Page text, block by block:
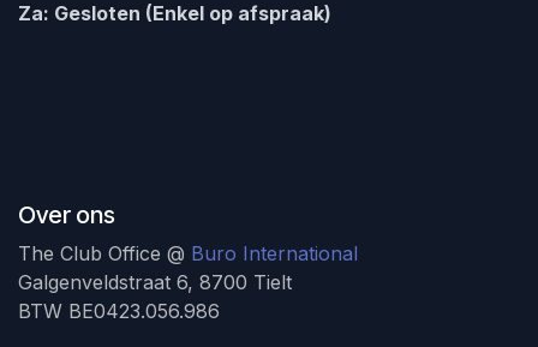
Za: Gesloten (Enkel op afspraak)
Over ons
The Club Office @ Buro International
Galgenveldstraat 6, 8700 Tielt
BTW BE0423.056.986